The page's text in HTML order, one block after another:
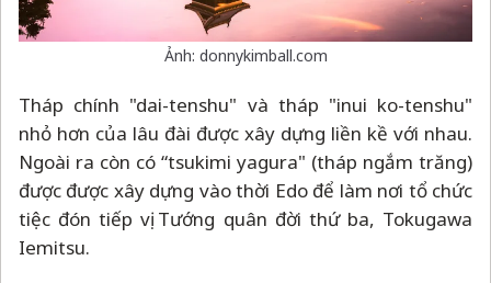
Ảnh: donnykimball.com
Tháp chính "dai-tenshu" và tháp "inui ko-tenshu"
nhỏ hơn của lâu đài được xây dựng liền kề với nhau.
Ngoài ra còn có “tsukimi yagura" (tháp ngắm trăng)
được được xây dựng vào thời Edo để làm nơi tổ chức
tiệc đón tiếp vị Tướng quân đời thứ ba, Tokugawa
Iemitsu.